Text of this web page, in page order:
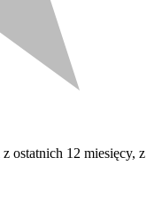
z ostatnich 12 miesięcy, z